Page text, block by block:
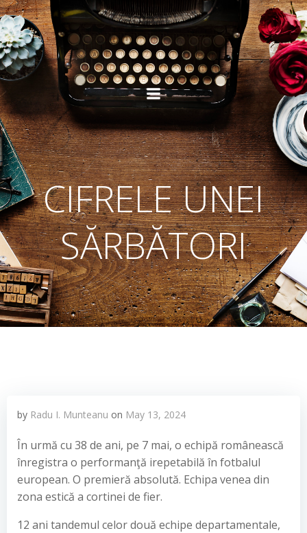
to
content
CIFRELE UNEI
SĂRBĂTORI
by Radu I. Munteanu on May 13, 2024
În urmă cu 38 de ani, pe 7 mai, o echipă românească
înregistra o performanţă irepetabilă în fotbalul
european. O premieră absolută. Echipa venea din
zona estică a cortinei de fier.
12 ani tandemul celor două echipe departamentale,